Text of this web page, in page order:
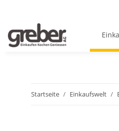
Startseite Einkaufswelt